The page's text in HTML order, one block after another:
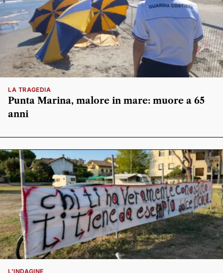
LA TRAGEDIA
Punta Marina, malore in mare: muore a 65
anni
L'INDAGINE